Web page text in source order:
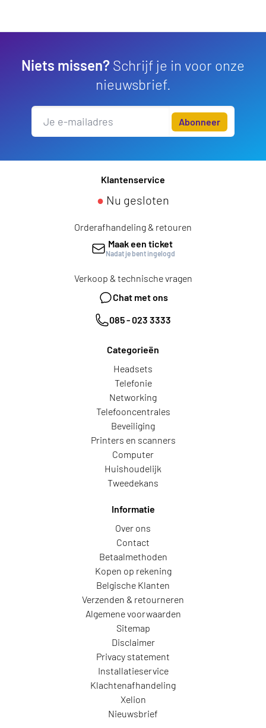
Niets missen? Schrijf je in voor onze
nieuwsbrief.
Abonneer
Klantenservice
● Nu gesloten
Orderafhandeling & retouren
Maak een ticket
Nadat je bent ingelogd
Verkoop & technische vragen
Chat met ons
085 - 023 3333
Categorieën
Headsets
Telefonie
Networking
Telefooncentrales
Beveiliging
Printers en scanners
Computer
Huishoudelijk
Tweedekans
Informatie
Over ons
Contact
Betaalmethoden
Kopen op rekening
Belgische Klanten
Verzenden & retourneren
Algemene voorwaarden
Sitemap
Disclaimer
Privacy statement
Installatieservice
Klachtenafhandeling
Xelion
Nieuwsbrief